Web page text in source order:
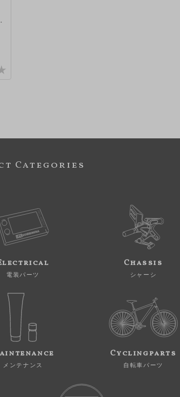
Categories
電装パーツ
Chassis
シャーシ
メンテナンス
Cyclingparts
自転車パーツ